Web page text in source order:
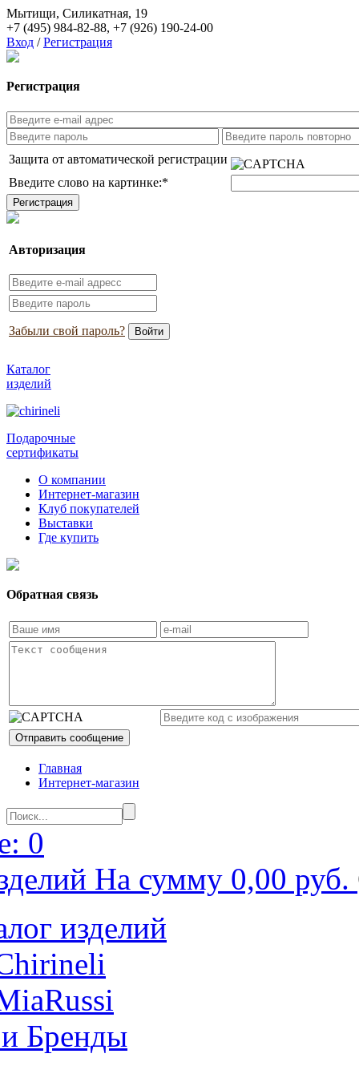
Мытищи, Силикатная, 19
+7 (495) 984-82-88, +7 (926) 190-24-00
Вход / Регистрация
Регистрация
Защита от автоматической регистрации
Введите слово на картинке:*
Авторизация
Забыли свой пароль?
Каталог
изделий
Подарочные
сертификаты
О компании
Интернет-магазин
Клуб покупателей
Выставки
Где купить
Обратная связь
Главная
Интернет-магазин
0
На сумму 0,00 руб.
изделий
Бренды